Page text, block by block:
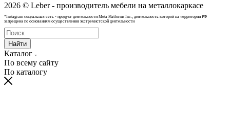
2026 © Leber - производитель мебели на металлокаркасе
*Instagram cоциальная сеть - продукт деятельности Meta Platforms Inc., деятельность которой на территории РФ
запрещена по основаниям осуществления экстремистской деятельности
Найти
Каталог
По всему сайту
По каталогу